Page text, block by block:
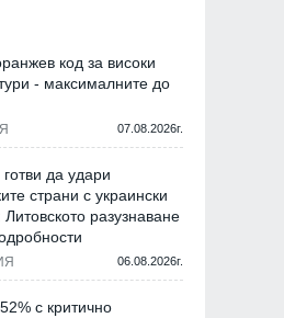
код за високи
- максималните до
07.08.2026г.
да удари
страни с украински
разузнаване
06.08.2026г.
с критично